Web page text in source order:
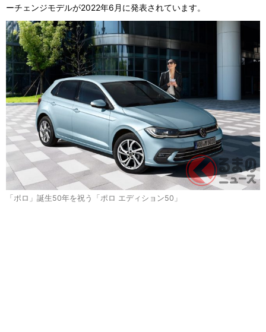
ーチェンジモデルが2022年6月に発表されています。
「ポロ」誕生50年を祝う「ポロ エディション50」